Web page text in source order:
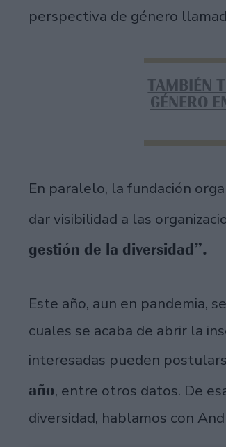
perspectiva de género
TAMBIÉN
GÉNERO
En paralelo, la fundación
dar visibilidad a las
gestión de la diversidad”.
Este año, aun en pandemia,
cuales se acaba de abrir la
interesadas pueden
año, entre otros datos. De
diversidad, hablamos con